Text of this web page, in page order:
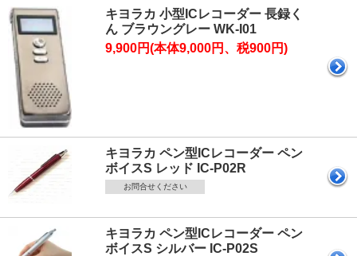
キヨラカ 小型ICレコーダー 長録く
ん ブラウングレー WK-I01
9,900円(本体9,000円、税900円)
キヨラカ ペン型ICレコーダー ペン
ボイスS レッド IC-P02R
お問合せください
キヨラカ ペン型ICレコーダー ペン
ボイスS シルバー IC-P02S